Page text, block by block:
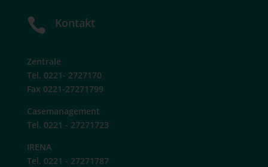
 Kontakt
Zentrale
Tel. 0221- 2727170
Fax 0221-27271799
Casemanagement
Tel. 0221 - 27271723
IRENA
Tel. 0221 - 27271787